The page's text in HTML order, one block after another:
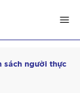
sách người thực